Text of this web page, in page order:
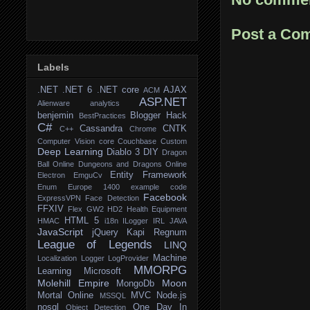
Post a
Labels
.NET .NET 6 .NET core ACM AJAX
Alienware analytics ASP.NET
benjemin BestPractices Blogger Hack
C# C++ Cassandra Chrome CNTK
Computer Vision core Couchbase Custom
Deep Learning Diablo 3 DIY Dragon
Ball Online Dungeons and Dragons Online
Electron
EmguCv Entity Framework
Enum Europe 1400
example code
ExpressVPN
Face Detection Facebook
FFXIV Flex GW2 HD2 Health Equipment
HMAC
HTML 5 i18n ILogger IRL JAVA
JavaScript jQuery Kapi Regnum
League of Legends LINQ
Localization Logger LogProvider
Machine
Learning
Microsoft MMORPG
Molehill Empire MongoDb Moon
Mortal Online MSSQL MVC
Node.js
nosql
Object Detection One Day In